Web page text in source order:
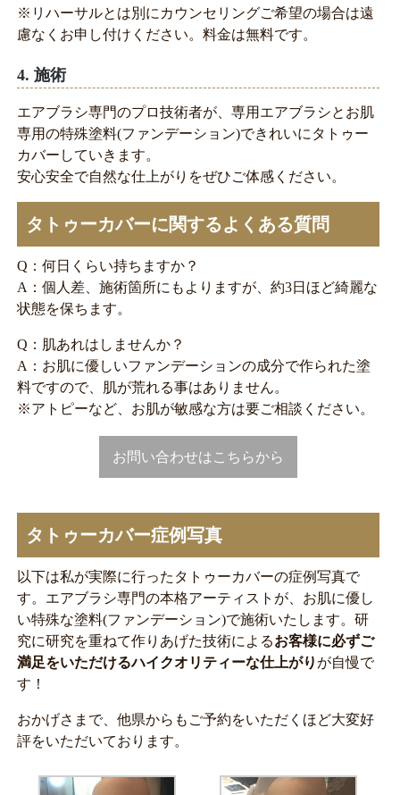
※リハーサルとは別にカウンセリングご希望の場合は遠
慮なくお申し付けください。料金は無料です。
4. 施術
エアブラシ専門のプロ技術者が、専用エアブラシとお肌
専用の特殊塗料(ファンデーション)できれいにタトゥー
カバーしていきます。
安心安全で自然な仕上がりをぜひご体感ください。
タトゥーカバーに関するよくある質問
Q：何日くらい持ちますか？
A：個人差、施術箇所にもよりますが、約3日ほど綺麗な
状態を保ちます。
Q：肌あれはしませんか？
A：お肌に優しいファンデーションの成分で作られた塗
料ですので、肌が荒れる事はありません。
※アトピーなど、お肌が敏感な方は要ご相談ください。
お問い合わせはこちらから
タトゥーカバー症例写真
以下は私が実際に行ったタトゥーカバーの症例写真で
す。エアブラシ専門の本格アーティストが、お肌に優し
い特殊な塗料(ファンデーション)で施術いたします。研
究に研究を重ねて作りあげた技術によるお客様に必ずご
満足をいただけるハイクオリティーな仕上がり が自慢で
す！
おかげさまで、他県からもご予約をいただくほど大変好
評をいただいております。